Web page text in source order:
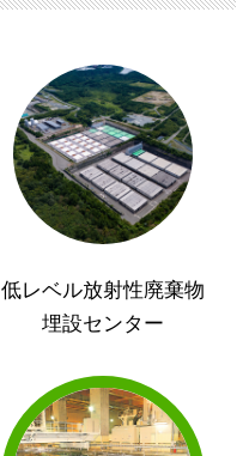
低レベル放射性廃棄物
埋設センター